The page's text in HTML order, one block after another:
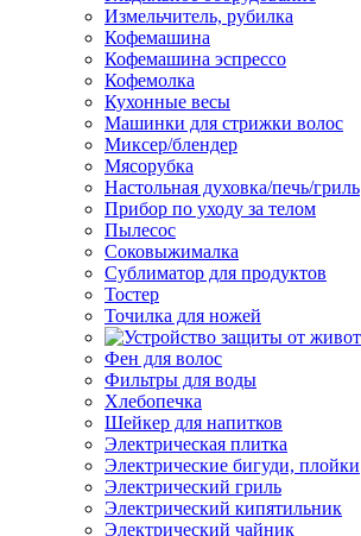
Измельчитель, рубилка
Кофемашина
Кофемашина эспрессо
Кофемолка
Кухонные весы
Машинки для стрижки волос
Миксер/блендер
Мясорубка
Настольная духовка/печь/гриль
Прибор по уходу за телом
Пылесос
Соковыжималка
Сублиматор для продуктов
Тостер
Точилка для ножей
Фен для волос
Фильтры для воды
Хлебопечка
Шейкер для напитков
Электрическая плитка
Электрические бигуди, плойки
Электрический гриль
Электрический кипятильник
Электрический чайник